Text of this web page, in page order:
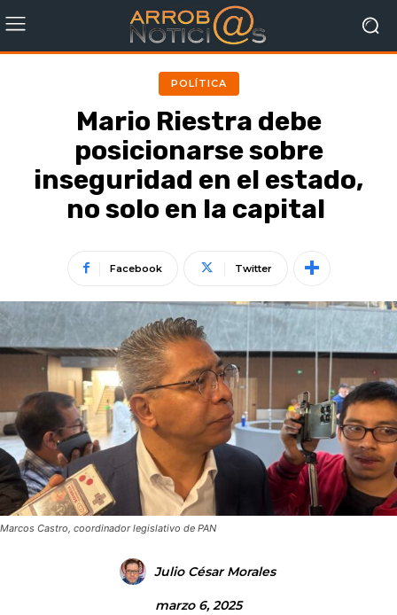
POLÍTICA
Mario Riestra debe
posicionarse sobre
inseguridad en el estado,
no solo en la capital
Facebook Twitter
Marcos Castro, coordinador legislativo de PAN
Julio César Morales
marzo 6, 2025